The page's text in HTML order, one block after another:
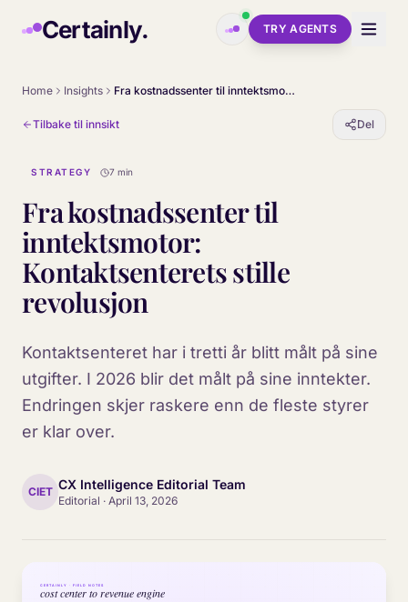
Certainly. TRY AGENTS
Home Insights Fra kostnadssenter til inntektsmotor: Kontaktsenterets stille revolusjon
Tilbake til innsikt Del
STRATEGY 7 min
Fra kostnadssenter til
inntektsmotor:
Kontaktsenterets stille
revolusjon
Kontaktsenteret har i tretti år blitt målt på sine
utgifter. I 2026 blir det målt på sine inntekter.
Endringen skjer raskere enn de fleste styrer
er klar over.
CIET CX Intelligence Editorial Team
Editorial · April 13, 2026